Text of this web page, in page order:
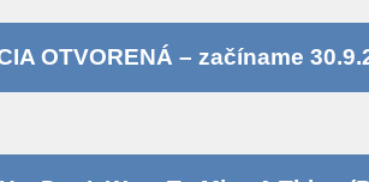
OTVORENÁ – začíname